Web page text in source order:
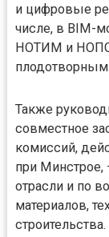
и цифровые
числе, в BIM-
НОТИМ и
плодотворным.
Также
совместное
комиссий,
при Минстрое,
отрасли и по
материалов,
строительства.